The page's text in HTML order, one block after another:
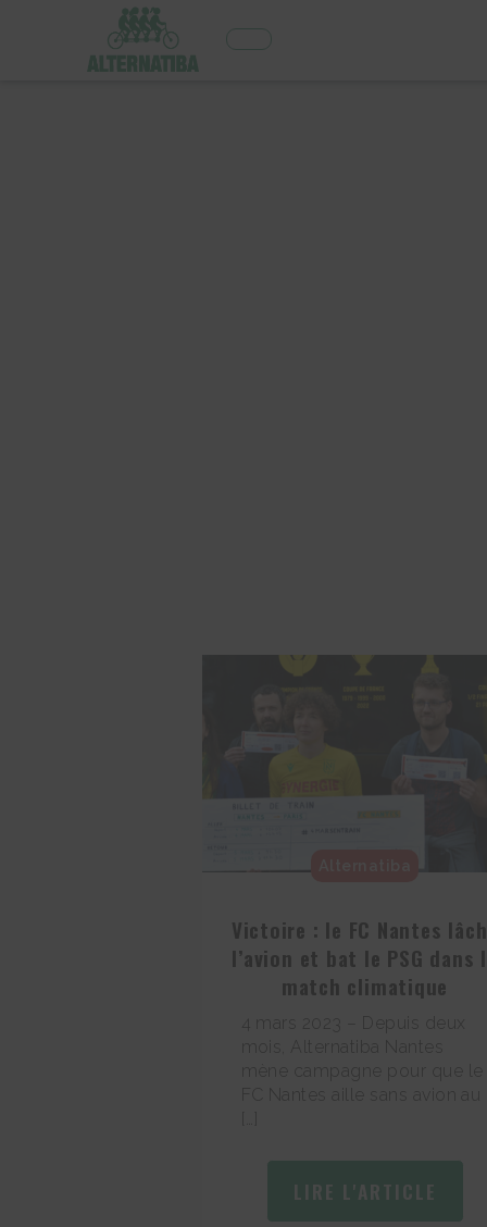
Victoire : le FC Nantes
l’avion et bat le PSG dans
match climatique
4 mars 2023 – Depuis deux
mois, Alternatiba Nantes
FC Nantes aille sans avion au
LIRE L'ARTICLE